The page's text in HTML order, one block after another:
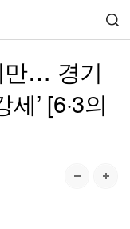
만… 경기
’ [6·3의